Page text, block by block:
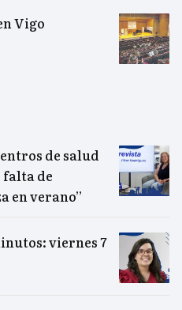
Vigo
de salud
de
en verano”
viernes 7